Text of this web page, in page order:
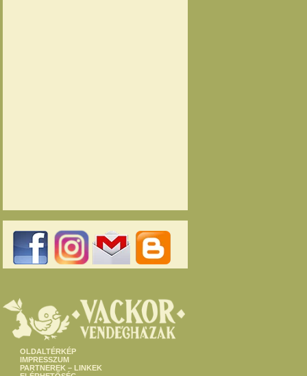
OLDALTÉRKÉP
IMPRESSZUM
PARTNEREK – LINKEK